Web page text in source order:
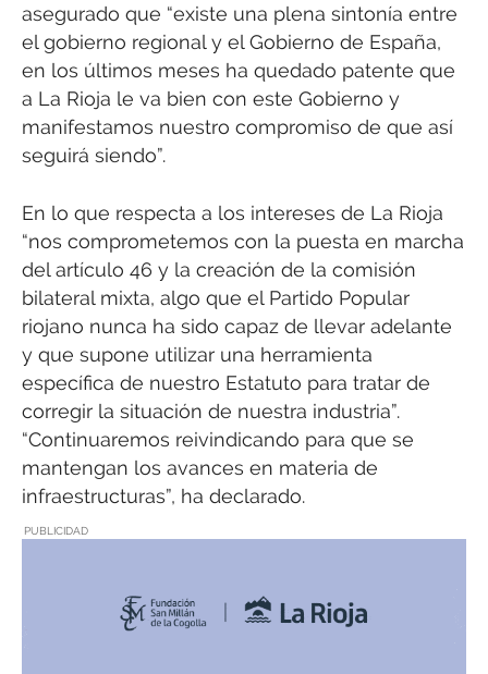
asegurado que “existe una plena sintonía entre
el gobierno regional y el Gobierno de España,
en los últimos meses ha quedado patente que
a La Rioja le va bien con este Gobierno y
manifestamos nuestro compromiso de que así
seguirá siendo”.
En lo que respecta a los intereses de La Rioja
“nos comprometemos con la puesta en marcha
del artículo 46 y la creación de la comisión
bilateral mixta, algo que el Partido Popular
riojano nunca ha sido capaz de llevar adelante
y que supone utilizar una herramienta
específica de nuestro Estatuto para tratar de
corregir la situación de nuestra industria”.
“Continuaremos reivindicando para que se
mantengan los avances en materia de
infraestructuras”, ha declarado.
PUBLICIDAD